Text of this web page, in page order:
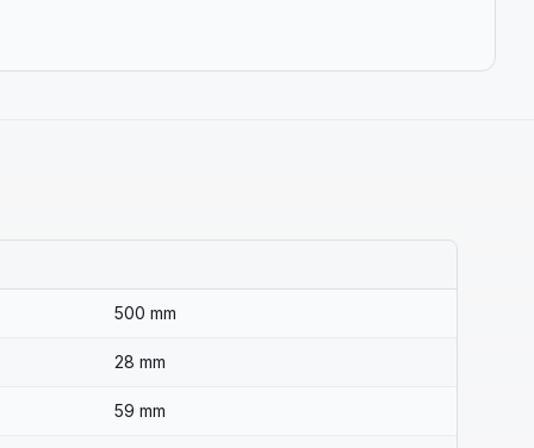
500 mm
28 mm
59 mm